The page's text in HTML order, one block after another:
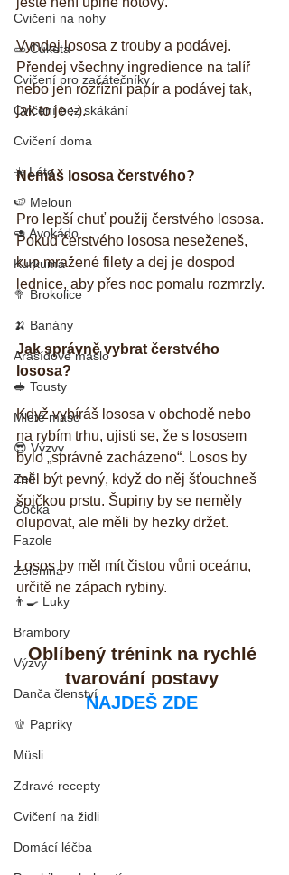
Cvičení na nohy
🥒 Cuketa
Cvičení pro začátečníky
Cvičení bez skákání
Cvičení doma
☀️ Léto
🍉 Meloun
🥑 Avokádo
Kurkuma
🥦 Brokolice
🍌 Banány
Arašídové máslo
🥪 Tousty
Mleté maso
😎 Výzvy
Zelí
Čočka
Fazole
Zelenina
👨‍🍳 Luky
Brambory
Výzvy
Danča členství
🫑 Papriky
Müsli
Zdravé recepty
Cvičení na židli
Domácí léčba
Vyndej lososa z trouby a podávej.
Přendej všechny ingredience na talíř
nebo jen rozřízni papír a podávej tak,
jak to je :-).
Nemáš lososa čerstvého?
Pro lepší chuť použij čerstvého lososa.
Pokud čerstvého lososa neseženeš,
kup mražené filety a dej je dospod
lednice, aby přes noc pomalu rozmrzly.
Jak správně vybrat čerstvého
lososa?
Když vybíráš lososa v obchodě nebo
na rybím trhu, ujisti se, že s lososem
bylo „správně zacházeno“. Losos by
měl být pevný, když do něj šťouchneš
špičkou prstu. Šupiny by se neměly
olupovat, ale měli by hezky držet.
Losos by měl mít čistou vůni oceánu,
určitě ne zápach rybiny.
Oblíbený trénink na rychlé
tvarování postavy
NAJDEŠ ZDE